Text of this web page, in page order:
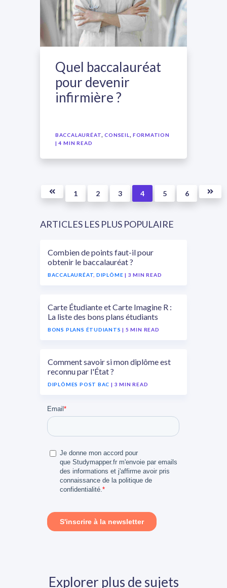
Quel baccalauréat
pour devenir
infirmière ?
BACCALAURÉAT,CONSEIL , FORMATION
| 4 MIN READ
1 2 3 4 5 6
ARTICLES LES PLUS POPULAIRE
Combien de points faut-il pour
obtenir le baccalauréat ?
BACCALAURÉAT DIPLÔME | 3 MIN READ
Carte Étudiante et Carte Imagine R :
La liste des bons plans étudiants
BONS PLANS ÉTUDIANTS | 5 MIN READ
Comment savoir si mon diplôme est
reconnu par l'État ?
DIPLÔMES POST BAC | 3 MIN READ
Explorer plus de sujets